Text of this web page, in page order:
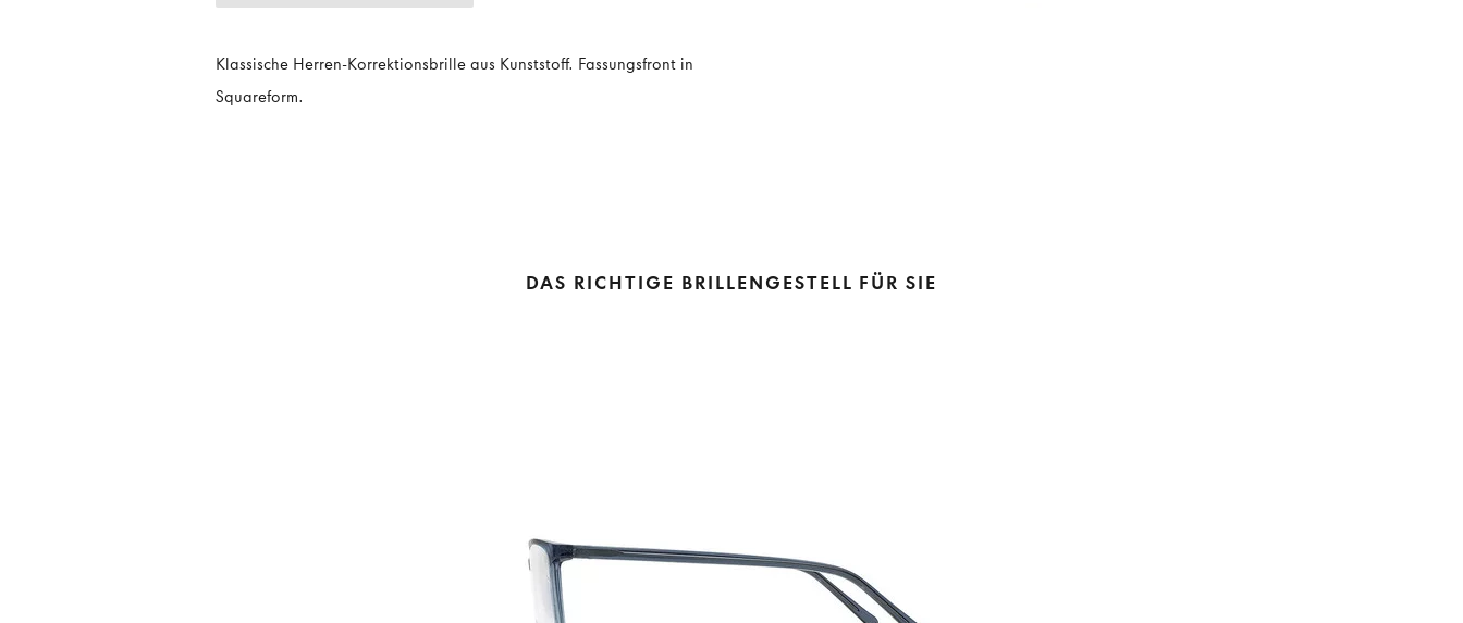
Klassische Herren-Korrektionsbrille aus Kunststoff. Fassungsfront in
Squareform.
DAS RICHTIGE BRILLENGESTELL FÜR SIE